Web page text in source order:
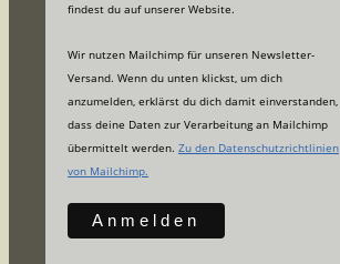
findest du auf unserer Website.
Wir nutzen Mailchimp für unseren Newsletter-
Versand. Wenn du unten klickst, um dich
anzumelden, erklärst du dich damit einverstanden,
dass deine Daten zur Verarbeitung an Mailchimp
übermittelt werden. Zu den Datenschutzrichtlinien
von Mailchimp.